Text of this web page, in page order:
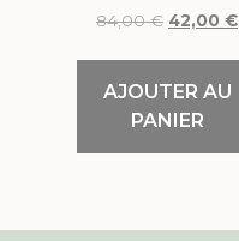
84,00€ 42,00 €
AJOUTER AU
PANIER